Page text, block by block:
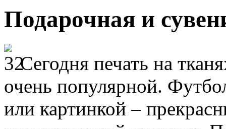
Подарочная и
Сегодня печать на
очень популярной.
или картинкой –